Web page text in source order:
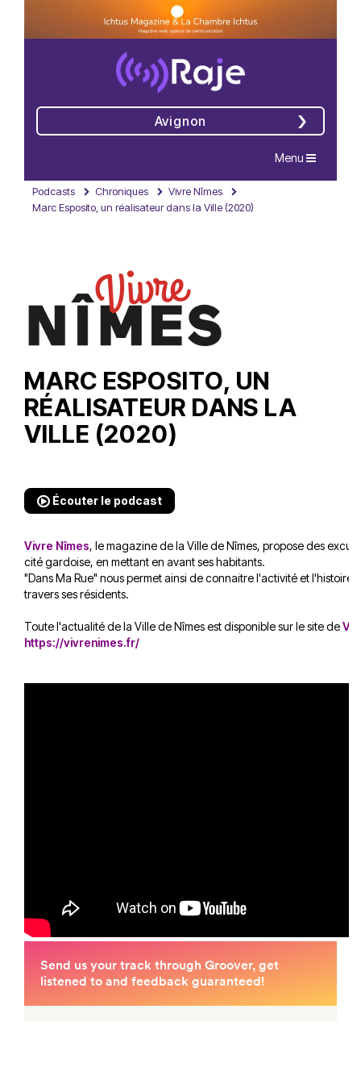
Avignon
Navigation
Menu
Podcasts Chroniques
Vivre Nîmes
Marc Esposito, un réalisateur dans la Ville (2020)
MARC ESPOSITO, UN
RÉALISATEUR DANS LA
VILLE (2020)
Écouter le podcast
Vivre Nîmes, le magazine de la Ville de Nîmes, propose des
cité gardoise, en mettant en avant ses habitants.
"Dans Ma Rue" nous permet ainsi de connaitre l'activité et l'histoire
travers ses résidents.
Toute l'actualité de la Ville de Nîmes est disponible sur le site de
https://vivrenimes.fr/